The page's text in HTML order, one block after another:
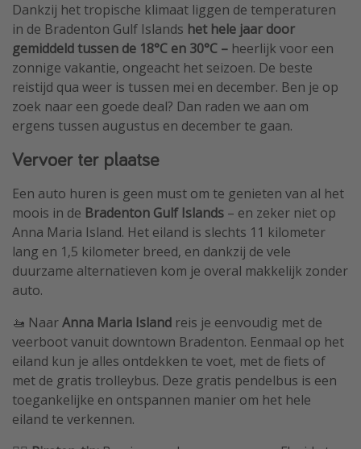
Dankzij het tropische klimaat liggen de temperaturen
in de Bradenton Gulf Islands het hele jaar door
gemiddeld tussen de 18°C en 30°C – heerlijk voor een
zonnige vakantie, ongeacht het seizoen. De beste
reistijd qua weer is tussen mei en december. Ben je op
zoek naar een goede deal? Dan raden we aan om
ergens tussen augustus en december te gaan.
Vervoer ter plaatse
Een auto huren is geen must om te genieten van al het
moois in de Bradenton Gulf Islands – en zeker niet op
Anna Maria Island. Het eiland is slechts 11 kilometer
lang en 1,5 kilometer breed, en dankzij de vele
duurzame alternatieven kom je overal makkelijk zonder
auto.
🚤 NaarAnna Maria Island reis je eenvoudig met de
veerboot vanuit downtown Bradenton. Eenmaal op het
eiland kun je alles ontdekken te voet, met de fiets of
met de gratis trolleybus. Deze gratis pendelbus is een
toegankelijke en ontspannen manier om het hele
eiland te verkennen.